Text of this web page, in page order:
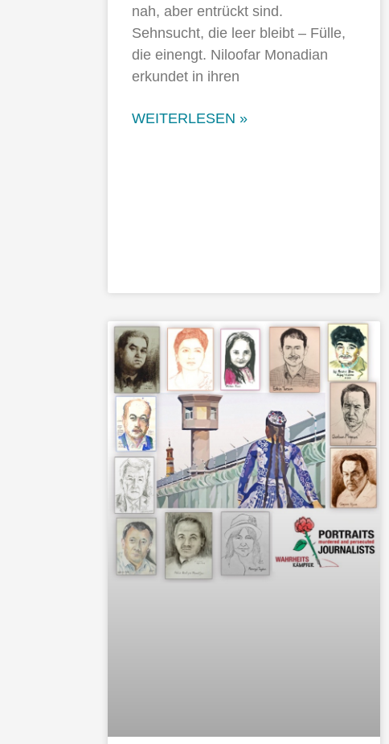
nah, aber entrückt sind.
Sehnsucht, die leer bleibt – Fülle,
die einengt. Niloofar Monadian
erkundet in ihren
WEITERLESEN »